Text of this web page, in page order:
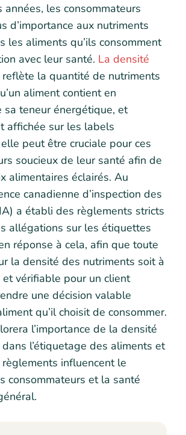
années, les consommateurs
d’importance aux nutriments
les aliments qu’ils consomment
avec leur santé. La densité
reflète la quantité de nutriments
aliment contient en
sa teneur énergétique, et
affichée sur les labels
peut être cruciale pour ces
soucieux de leur santé afin de
alimentaires éclairés. Au
canadienne d’inspection des
a établi des règlements stricts
allégations sur les étiquettes
réponse à cela, afin que toute
la densité des nutriments soit à
vérifiable pour un client
une décision valable
qu’il choisit de consommer.
l’importance de la densité
l’étiquetage des aliments et
influencent le
consommateurs et la santé